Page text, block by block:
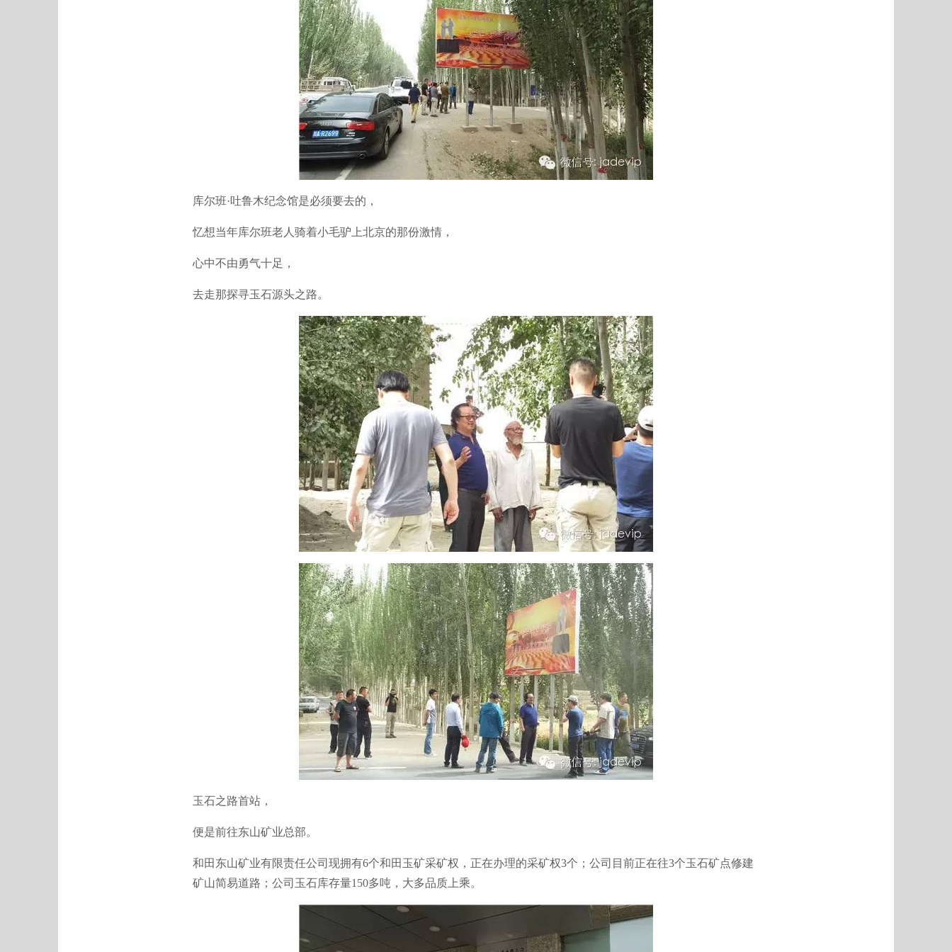
库尔班·吐鲁木纪念馆是必须要去的，
忆想当年库尔班老人骑着小毛驴上北京的那份激情，
心中不由勇气十足，
去走那探寻玉石源头之路。
玉石之路首站，
便是前往东山矿业总部。
和田东山矿业有限责任公司现拥有6个和田玉矿采矿权，正在办理的采矿权3个；公司目前正在往3个玉石矿点修建
矿山简易道路；公司玉石库存量150多吨，大多品质上乘。